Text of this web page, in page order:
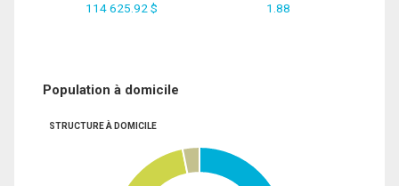
114 625.92 $ 1.88
Population à domicile
STRUCTURE À DOMICILE